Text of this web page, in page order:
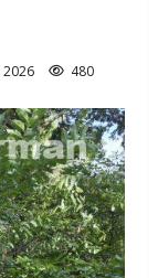
2026 480